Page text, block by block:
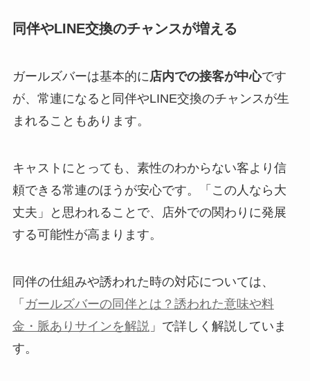
同伴やLINE交換のチャンスが増える
ガールズバーは基本的に 店内での接客が中心です
が、常連になると同伴やLINE交換のチャンスが生
まれることもあります。
キャストにとっても、素性のわからない客より信
頼できる常連のほうが安心です。「この人なら大
丈夫」と思われることで、店外での関わりに発展
する可能性が高まります。
同伴の仕組みや誘われた時の対応については、
「 ガールズバーの同伴とは？誘われた意味や料
金・脈ありサインを解説 」で詳しく解説していま
す。